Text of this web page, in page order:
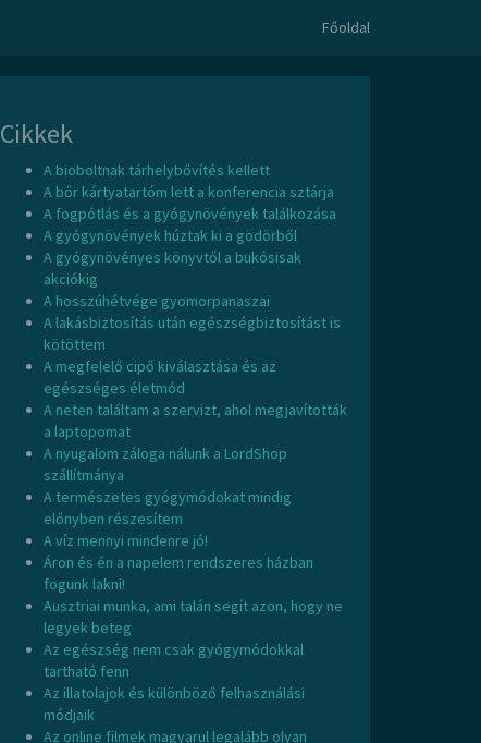
Főoldal
Cikkek
A bioboltnak tárhelybővítés kellett
A bőr kártyatartóm lett a konferencia sztárja
A fogpótlás és a gyógynövények találkozása
A gyógynövények húztak ki a gödörből
A gyógynövényes könyvtől a bukósisak
akciókig
A hosszúhétvége gyomorpanaszai
A lakásbiztosítás után egészségbiztosítást is
kötöttem
A megfelelő cipő kiválasztása és az
egészséges életmód
A neten találtam a szervizt, ahol megjavították
a laptopomat
A nyugalom záloga nálunk a LordShop
szállítmánya
A természetes gyógymódokat mindig
előnyben részesítem
A víz mennyi mindenre jó!
Áron és én a napelem rendszeres házban
fogunk lakni!
Ausztriai munka, ami talán segít azon, hogy ne
legyek beteg
Az egészség nem csak gyógymódokkal
tartható fenn
Az illatolajok és különböző felhasználási
módjaik
Az online filmek magyarul legalább olyan